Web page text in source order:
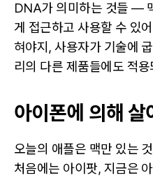
DNA가 의미하는 것들 —
게 접근하고 사용할 수 있
혀야지, 사용자가 기술에
리의 다른 제품들에도 적
아이폰에 의해 살
오늘의 애플은 맥만 있는
처음에는 아이팟, 지금은